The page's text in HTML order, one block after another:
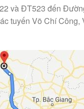
và ĐT523 đến
tuyến Võ Chí